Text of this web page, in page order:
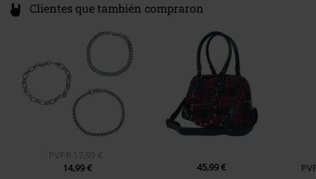
Clientes que también compraron
PVPR
17,99 €
14,99 €
45,99 €